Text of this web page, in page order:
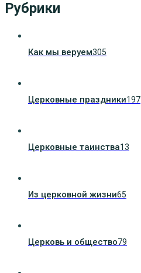
Рубрики
Как мы веруем305
Церковные праздники197
Церковные таинства13
Из церковной жизни65
Церковь и общество79